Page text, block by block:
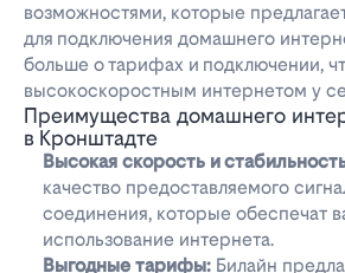
возможностями, которые
для подключения домашнего
больше о тарифах и подключении,
высокоскоростным интернетом у
Преимущества домашнего
в Кронштадте
Высокая скорость и
качество предоставляемого
соединения, которые обеспечат
использование интернета.
Выгодные тарифы: Билайн